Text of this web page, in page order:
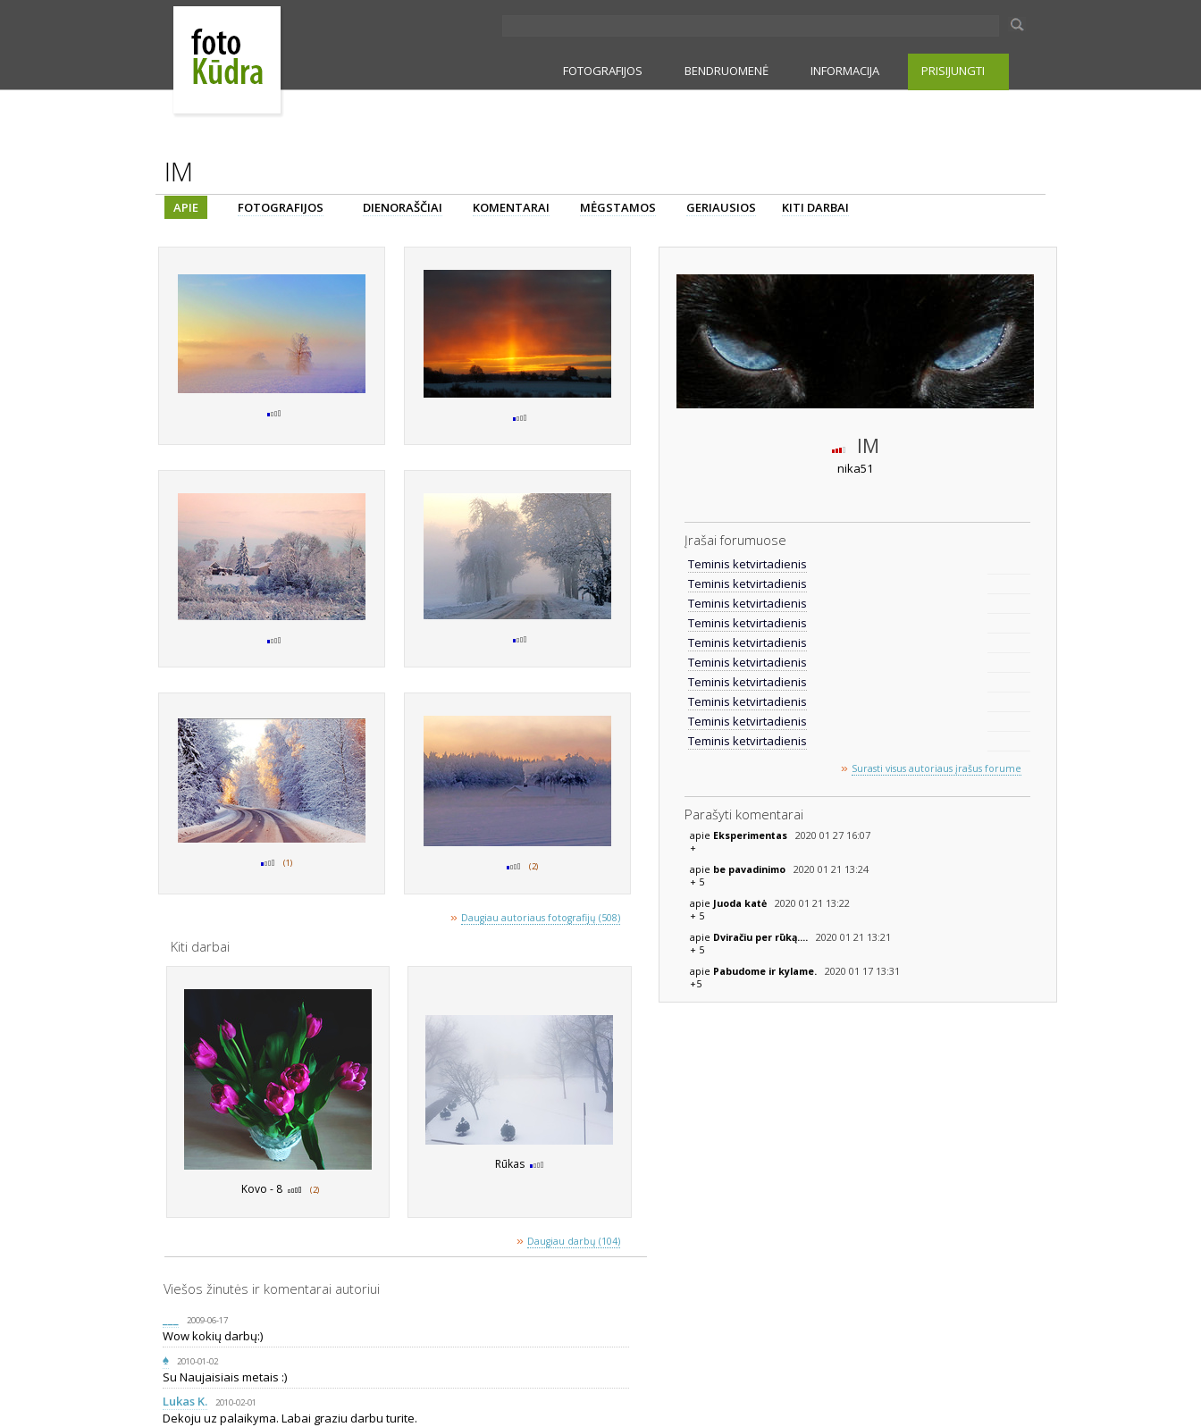
FOTOGRAFIJOS BENDRUOMENĖ INFORMACIJA PRISIJUNGTI
IM
APIE FOTOGRAFIJOS DIENORAŠČIAI KOMENTARAI MĖGSTAMOS GERIAUSIOS KITI DARBAI
(1) (2)
» Daugiau autoriaus fotografijų (508)
Kiti darbai
Kovo - 8 (2)
Rūkas
» Daugiau darbų (104)
Viešos žinutės ir komentarai autoriui
2009-06-17
Wow kokių darbų:)
♠
2010-01-02
Su Naujaisiais metais :)
Lukas K.
2010-02-01
Dekoju uz palaikyma. Labai graziu darbu turite.
IM
nika51
Įrašai forumuose
Teminis ketvirtadienis
Teminis ketvirtadienis
Teminis ketvirtadienis
Teminis ketvirtadienis
Teminis ketvirtadienis
Teminis ketvirtadienis
Teminis ketvirtadienis
Teminis ketvirtadienis
Teminis ketvirtadienis
Teminis ketvirtadienis
» Surasti visus autoriaus įrašus forume
Parašyti komentarai
apie Eksperimentas 2020 01 27 16:07
+
apie be pavadinimo 2020 01 21 13:24
+ 5
apie Juoda katė 2020 01 21 13:22
+ 5
apie Dviračiu per rūką.... 2020 01 21 13:21
+ 5
apie Pabudome ir kylame. 2020 01 17 13:31
+5